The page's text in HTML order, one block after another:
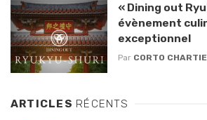
« Dining out
évènement
exceptionnel
Par CORTO
ARTICLES RÉCENTS